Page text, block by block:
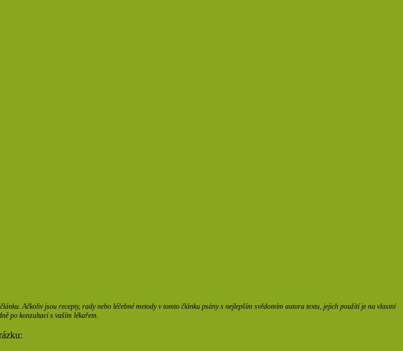
Ačkoliv jsou recepty, rady nebo léčebné metody v tomto článku psány s nejlepším svědomím autora textu, jejich použití je na vlastní
po konzultaci s vaším lékařem.